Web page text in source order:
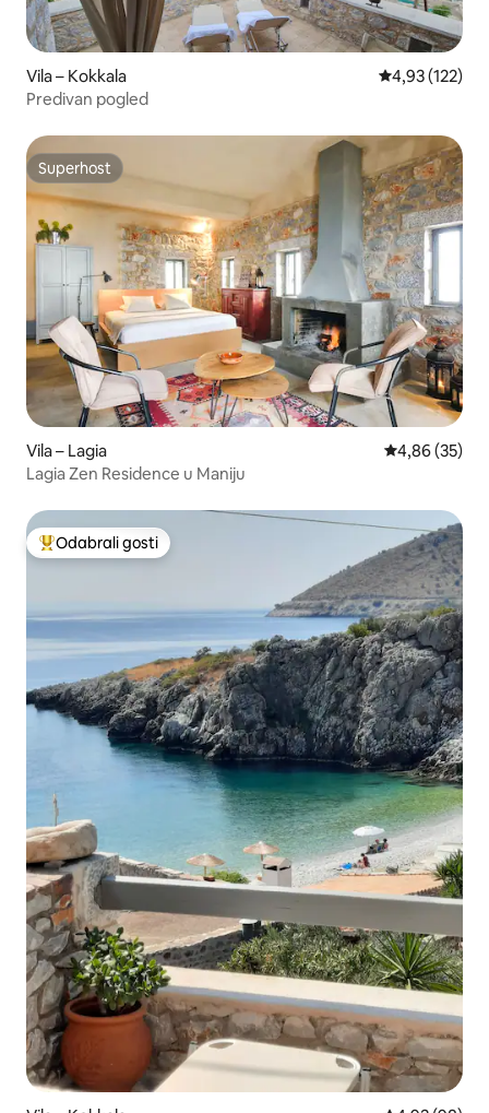
Vila – Kokkala Prosječna
4,93 (122)
Predivan pogled
Superhost
Superhost
Vila – Lagia Prosječna
4,86 (35)
Lagia Zen Residence u Maniju
Među najviše rangiranima s oznakom „Odabrali gosti”
Odabrali gosti